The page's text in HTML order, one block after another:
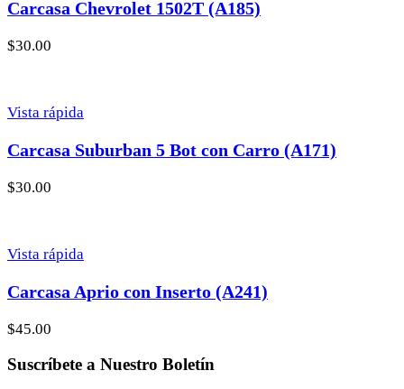
Carcasa Chevrolet 1502T (A185)
$30.00
Vista rápida
Carcasa Suburban 5 Bot con Carro (A171)
$30.00
Vista rápida
Carcasa Aprio con Inserto (A241)
$45.00
Suscríbete a Nuestro Boletín